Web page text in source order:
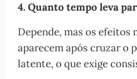
4. Quanto tempo leva
Depende, mas os efeitos
aparecem após cruzar o
latente, o que exige